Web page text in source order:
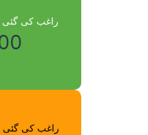
راغب کی گئی
راغب کی گئی